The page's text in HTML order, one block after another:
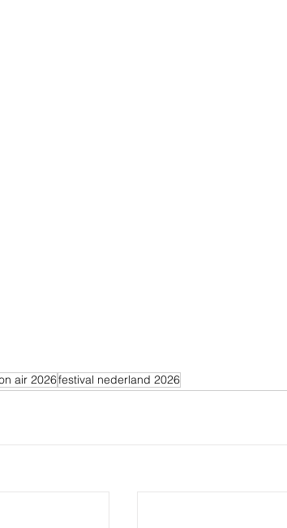
air 2026festival nederland 2026